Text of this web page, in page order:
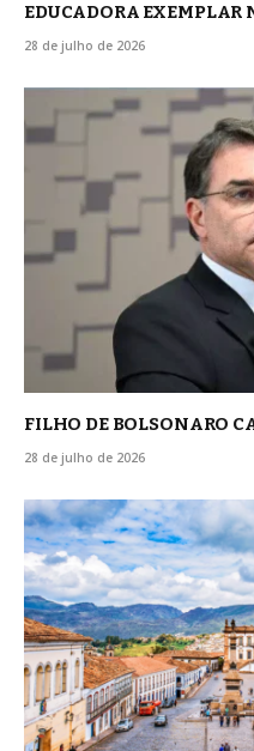
EDUCADORA EXEMPLAR
28 de julho de 2026
FILHO DE BOLSONARO
28 de julho de 2026